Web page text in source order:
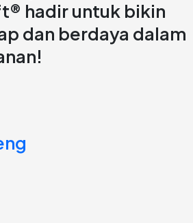
hadir untuk bikin
dan berdaya dalam